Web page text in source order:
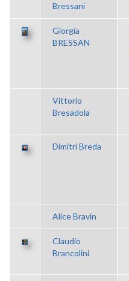
Bressani
Giorgia
BRESSAN
Vittorio
Bresadola
Dimitri Breda
Alice Bravin
Claudio
Brancolini